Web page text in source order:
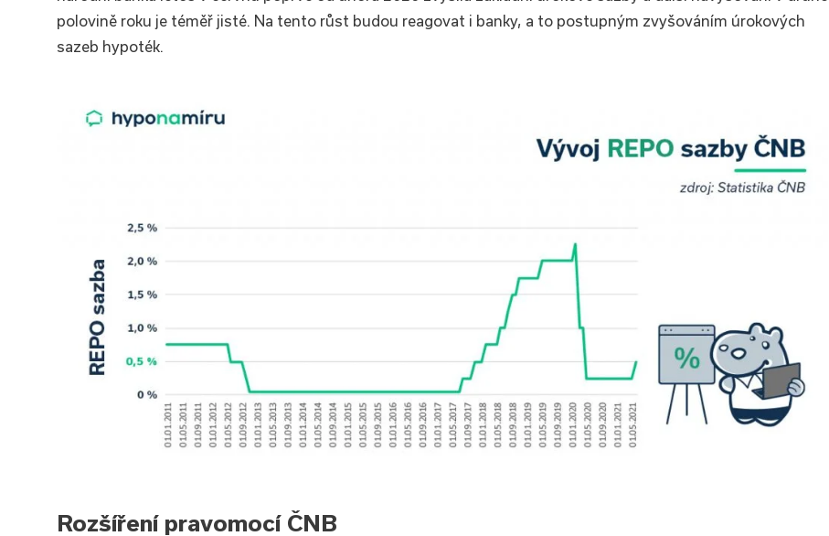
polovině roku je téměř jisté. Na tento růst budou reagovat i banky, a to postupným zvyšováním úrokových
sazeb hypoték.
Rozšíření pravomocí ČNB